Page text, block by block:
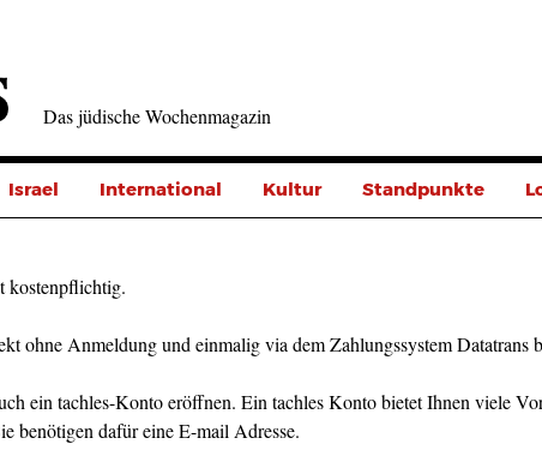
Das jüdische Wochenmagazin
Israel International Kultur Standpunkte
kostenpflichtig.
ohne Anmeldung und einmalig via dem Zahlungssystem Datatrans
ein tachles-Konto eröffnen. Ein tachles Konto bietet Ihnen viele
benötigen dafür eine E-mail Adresse.